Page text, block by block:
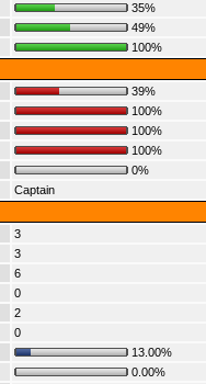
35%
49%
100%
39%
100%
100%
100%
0%
Captain
3
3
6
0
2
0
13.00%
0.00%